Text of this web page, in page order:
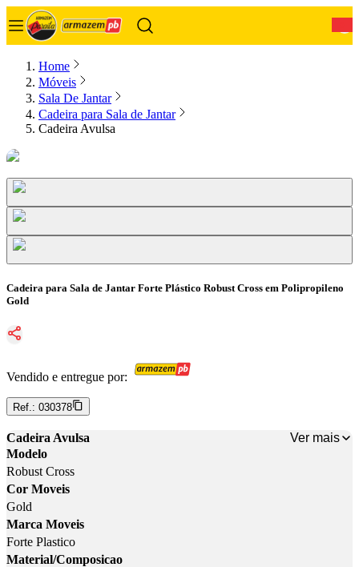
Home
Móveis
Sala De Jantar
Cadeira para Sala de Jantar
Cadeira Avulsa
Cadeira para Sala de Jantar Forte Plástico Robust Cross em Polipropileno
Gold
Vendido e entregue por:
Ref.: 030378
Cadeira Avulsa
Ver mais
Modelo
Robust Cross
Cor Moveis
Gold
Marca Moveis
Forte Plastico
Material/Composicao